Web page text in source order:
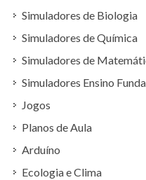
Simuladores de Biologia
Simuladores de Química
Simuladores de
Simuladores Ensino
Jogos
Planos de Aula
Arduíno
Ecologia e Clima